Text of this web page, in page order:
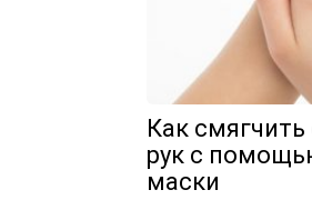
Как
рук с
маски